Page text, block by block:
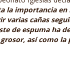
la importancia en
varias cañas
de espuma ha
así como la